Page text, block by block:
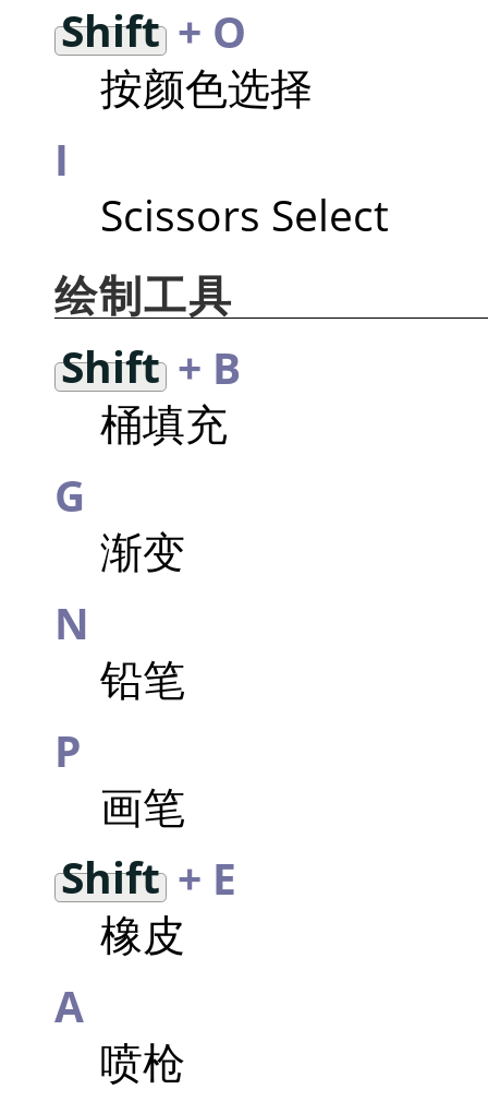
Shift+ O
按颜色选择
I
Scissors Select
绘制工具
Shift+ B
桶填充
G
渐变
N
铅笔
P
画笔
Shift+ E
橡皮
A
喷枪